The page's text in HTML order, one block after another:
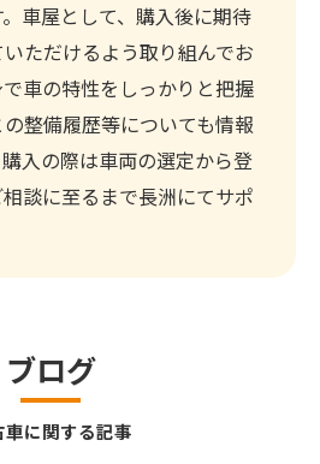
車屋として、購入後に期待
ただけるよう取り組んでお
車の特性をしっかりと把握
整備履歴等についても情報
入の際は車両の選定から登
談に至るまで長洲にてサポ
ブログ
車に関する記事